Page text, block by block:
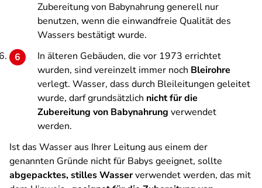
Zubereitung von Babynahrung generell nur
benutzen, wenn die einwandfreie Qualität des
Wassers bestätigt wurde.
In älteren Gebäuden, die vor 1973 errichtet
wurden, sind vereinzelt immer noch Bleirohre
verlegt. Wasser, dass durch Bleileitungen geleitet
wurde, darf grundsätzlich nicht für die
Zubereitung von Babynahrung verwendet
werden.
Ist das Wasser aus Ihrer Leitung aus einem der
genannten Gründe nicht für Babys geeignet, sollte
abgepacktes, stilles Wasserverwendet werden, das mit